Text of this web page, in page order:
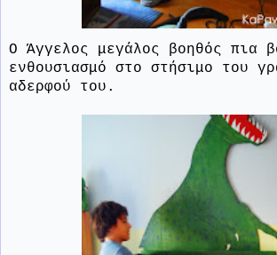
Ο Άγγελος μεγάλος βοηθός πια
ενθουσιασμό στο στήσιμο του
αδερφού του.